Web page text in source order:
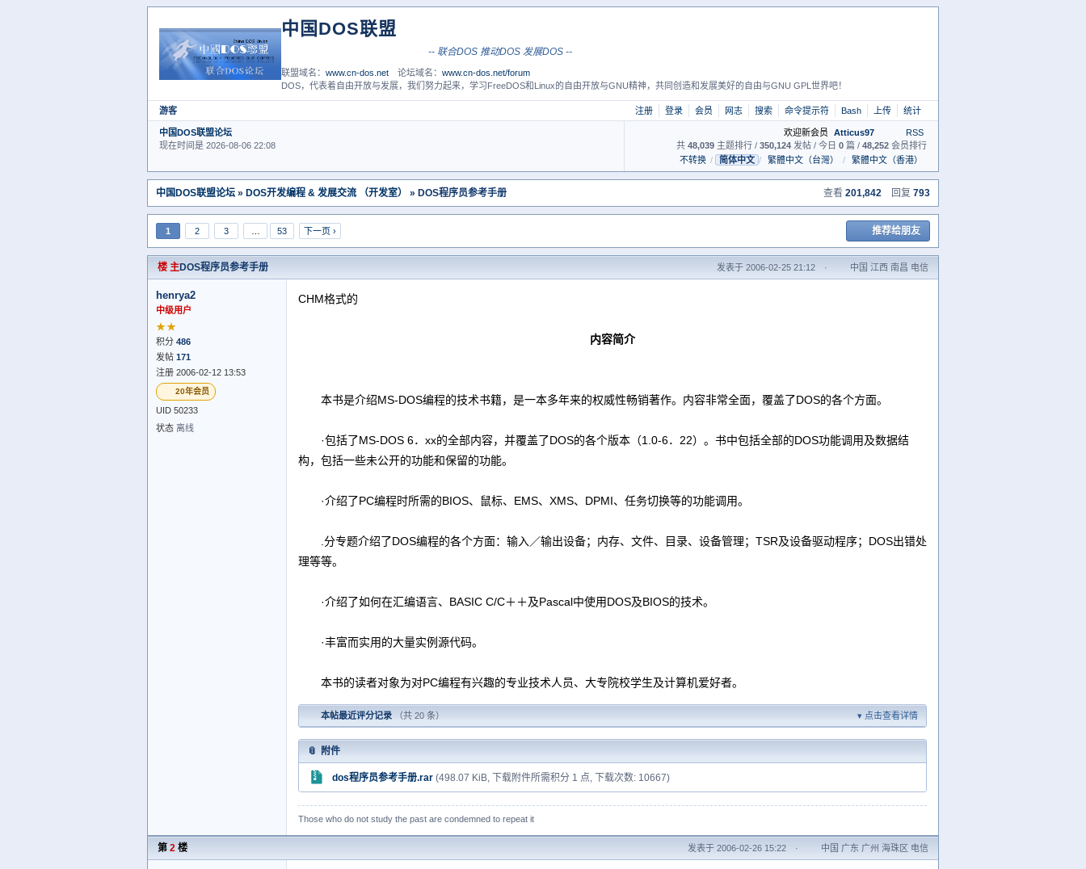
中国DOS联盟
-- 联合DOS 推动DOS 发展DOS --
联盟域名：www.cn-dos.net 论坛域名：www.cn-dos.net/forum
DOS，代表着自由开放与发展，我们努力起来，学习FreeDOS和Linux的自由开放与GNU精神，共同创造和发展美好的自由与GNU GPL世界吧！
游客 注册 登录 会员 网志 搜索 命令提示符 Bash 上传 统计
中国DOS联盟论坛
现在时间是 2026-08-06 22:08
欢迎新会员 Atticus97
RSS
共 48,039 主题排行 / 350,124 发帖 / 今日 0 篇 / 48,252 会员排行
不转换 / 简体中文 / 繁體中文（台灣） / 繁體中文（香港）
中国DOS联盟论坛 » DOS开发编程 & 发展交流 （开发室） » DOS程序员参考手册 查看 201,842 回复 793
1 2 3 53 下一页 › 推荐给朋友
楼 主DOS程序员参考手册 发表于 2006-02-25 21:12 · 中国 江西 南昌 电信
henrya2
中级用户
★★
积分 486
发帖 171
注册 2006-02-12 13:53
20年会员
UID 50233
状态 离线
CHM格式的
内容简介
本书是介绍MS-DOS编程的技术书籍，是一本多年来的权威性畅销著作。内容非常全面，覆盖了DOS的各个方面。
·包括了MS-DOS 6．xx的全部内容，并覆盖了DOS的各个版本（1.0-6．22）。书中包括全部的DOS功能调用及数据结
构，包括一些未公开的功能和保留的功能。
·介绍了PC编程时所需的BIOS、鼠标、EMS、XMS、DPMI、任务切换等的功能调用。
.分专题介绍了DOS编程的各个方面：输入／输出设备；内存、文件、目录、设备管理；TSR及设备驱动程序；DOS出错处
理等等。
·介绍了如何在汇编语言、BASIC C/C＋＋及Pascal中使用DOS及BIOS的技术。
·丰富而实用的大量实例源代码。
本书的读者对象为对PC编程有兴趣的专业技术人员、大专院校学生及计算机爱好者。
本帖最近评分记录 （共 20 条） 点击查看详情
附件
dos程序员参考手册.rar (498.07 KiB, 下载附件所需积分 1 点, 下载次数: 10667)
Those who do not study the past are condemned to repeat it
第 2 楼 发表于 2006-02-26 15:22 · 中国 广东 广州 海珠区 电信